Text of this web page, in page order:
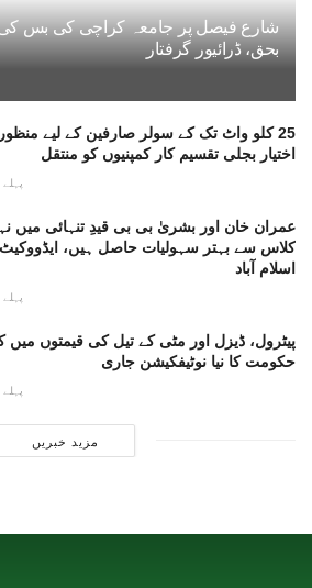
شارع فیصل پر جامعہ کراچی کی بس
بحق، ڈرائیور گرفتار
25 کلو واٹ تک کے سولر صارفین کے لیے
اختیار بجلی تقسیم کار کمپنیوں کو منتقل
7 HOURS پہلے
عمران خان اور بشریٰ بی بی قیدِ تنہائی میں
کلاس سے بہتر سہولیات حاصل ہیں،
اسلام آباد
7 HOURS پہلے
پیٹرول، ڈیزل اور مٹی کے تیل کی قیمتوں میں
حکومت کا نیا نوٹیفکیشن جاری
8 HOURS پہلے
مزید خبریں